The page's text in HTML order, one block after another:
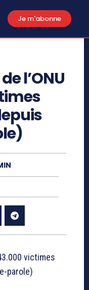
Je m'abonne
l’ONU
victimes
parole)